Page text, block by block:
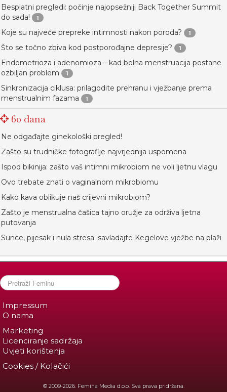
Besplatni pregledi: počinje najopsežniji Back Together Summit
do sada!
1
Koje su najveće prepreke intimnosti nakon poroda? 1
Što se točno zbiva kod postporođajne depresije? 1
Endometrioza i adenomioza – kad bolna menstruacija postane
ozbiljan problem
1
Sinkronizacija ciklusa: prilagodite prehranu i vježbanje prema
menstrualnim fazama
1
60 dana
Ne odgađajte ginekološki pregled!
Zašto su trudničke fotografije najvrjednija uspomena
Ispod bikinija: zašto vaš intimni mikrobiom ne voli ljetnu vlagu
Ovo trebate znati o vaginalnom mikrobiomu
Kako kava oblikuje naš crijevni mikrobiom?
Zašto je menstrualna čašica tajno oružje za održiva ljetna
putovanja
Sunce, pijesak i nula stresa: savladajte Kegelove vježbe na plaži
Impressum
O nama
Marketing
Licenciranje sadržaja
Uvjeti korištenja
Cookies / Kolačići
© 2009-2026. Femina Media d.o.o. Sva prava pridržana.